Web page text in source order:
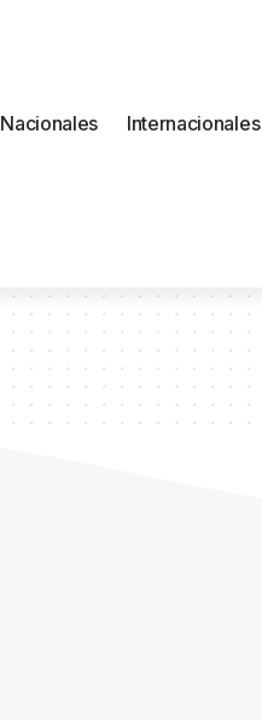
Nacionales Internacionales